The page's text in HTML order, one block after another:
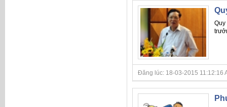
Quy
Đăng lúc: 18-03-2015 11:12:16